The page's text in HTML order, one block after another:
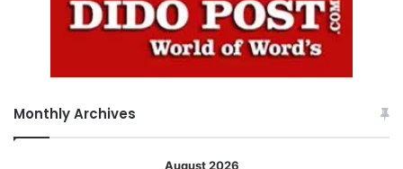
Monthly Archives
August 2026